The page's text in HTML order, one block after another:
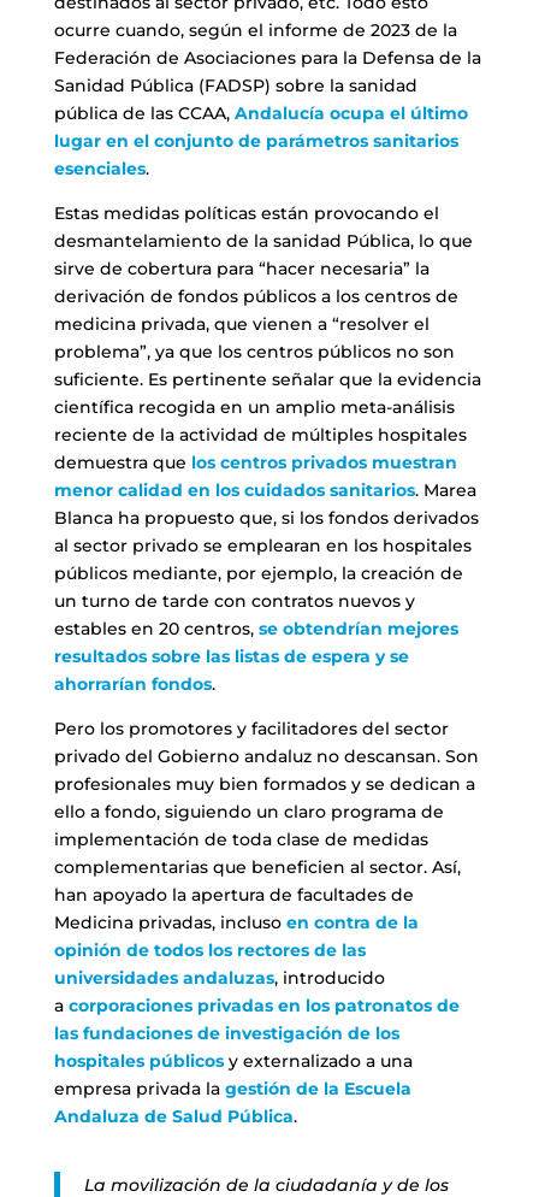
ocurre cuando, según el informe de 2023 de la
Federación de Asociaciones para la Defensa de la
Sanidad Pública (FADSP) sobre la sanidad
pública de las CCAA, Andalucía ocupa el último
lugar en el conjunto de parámetros sanitarios
esenciales.
Estas medidas políticas están provocando el
desmantelamiento de la sanidad Pública, lo que
sirve de cobertura para “hacer necesaria” la
derivación de fondos públicos a los centros de
medicina privada, que vienen a “resolver el
problema”, ya que los centros públicos no son
suficiente. Es pertinente señalar que la evidencia
científica recogida en un amplio meta-análisis
reciente de la actividad de múltiples hospitales
demuestra que los centros privados muestran
menor calidad en los cuidados sanitarios. Marea
Blanca ha propuesto que, si los fondos derivados
al sector privado se emplearan en los hospitales
públicos mediante, por ejemplo, la creación de
un turno de tarde con contratos nuevos y
estables en 20 centros, se obtendrían mejores
resultados sobre las listas de espera y se
ahorrarían fondos.
Pero los promotores y facilitadores del sector
privado del Gobierno andaluz no descansan. Son
profesionales muy bien formados y se dedican a
ello a fondo, siguiendo un claro programa de
implementación de toda clase de medidas
complementarias que beneficien al sector. Así,
han apoyado la apertura de facultades de
Medicina privadas, incluso en contra de la
opinión de todos los rectores de las
universidades andaluzas, introducido
a corporaciones privadas en los patronatos de
las fundaciones de investigación de los
hospitales públicosy externalizado a una
empresa privada la gestión de la Escuela
Andaluza de Salud Pública.
La movilización de la ciudadanía y de los